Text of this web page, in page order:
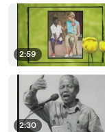
2:59
2:30